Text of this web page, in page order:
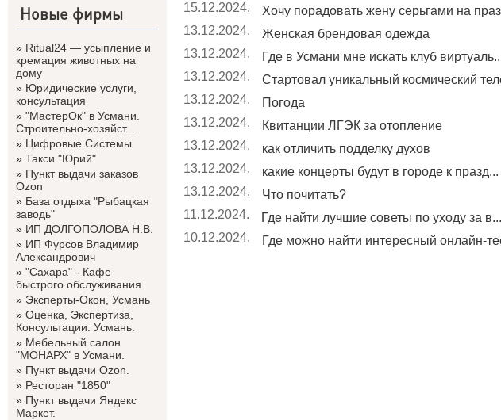
Новые фирмы
» Ritual24 — усыпление и
кремация животных на
дому
» Юридические услуги,
консультация
» "МастерОк" в Усмани.
Строительно-хозяйст...
» Цифровые Системы
» Такси "Юрий"
» Пункт выдачи заказов
Ozon
» База отдыха "Рыбацкая
заводь"
» ИП ДОЛГОПОЛОВА Н.В.
» ИП Фурсов Владимир
Александрович
» "Сахара" - Кафе
быстрого обслуживания.
» Эксперты-Окон, Усмань
» Оценка, Экспертиза,
Консультации. Усмань.
» Мебельный салон
"МОНАРХ" в Усмани.
» Пункт выдачи Ozon.
» Ресторан "1850"
» Пункт выдачи Яндекс
Маркет.
15.12.2024.
Хочу порадовать жену серьгами на
13.12.2024.
Женская брендовая одежда
13.12.2024.
Где в Усмани мне искать клуб
13.12.2024.
Стартовал уникальный космический
13.12.2024.
Погода
13.12.2024.
Квитанции ЛГЭК за отопление
13.12.2024.
как отличить подделку духов
13.12.2024.
какие концерты будут в городе к празд...
13.12.2024.
Что почитать?
11.12.2024.
Где найти лучшие советы по уходу за в...
10.12.2024.
Где можно найти интересный онлайн-